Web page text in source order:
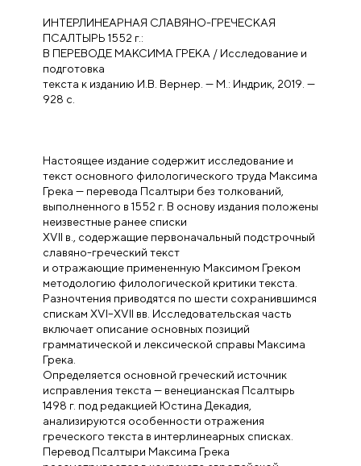
ИНТЕРЛИНЕАРНАЯ СЛАВЯНО-ГРЕЧЕСКАЯ
ПCАЛТЫРЬ 1552 г.:
В ПЕРЕВОДЕ МАКСИМА ГРЕКА / Исследование и
подготовка
текста к изданию И.В. Вернер. — М.: Индрик, 2019. —
928 с.
Настоящее издание содержит исследование и
текст основного филологического труда Максима
Грека — перевода Псалтыри без толкований,
выполненного в 1552 г. В основу издания положены
неизвестные ранее списки
XVII в., содержащие первоначальный подстрочный
славяно-греческий текст
и отражающие примененную Максимом Греком
методологию филологической критики текста.
Разночтения приводятся по шести сохранившимся
спискам XVI–XVII вв. Исследовательская часть
включает описание основных позиций
грамматической и лексической справы Максима
Грека.
Определяется основной греческий источник
исправления текста — венецианская Псалтырь
1498 г. под редакцией Юстина Декадия,
анализируются особенности отражения
греческого текста в интерлинеарных списках.
Перевод Псалтыри Максима Грека